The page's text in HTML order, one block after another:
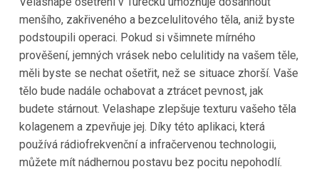
menšího, zakřiveného a bezcelulitového těla, aniž byste
podstoupili operaci. Pokud si všimnete mírného
prověšení, jemných vrásek nebo celulitidy na vašem těle,
měli byste se nechat ošetřit, než se situace zhorší. Vaše
tělo bude nadále ochabovat a ztrácet pevnost, jak
budete stárnout. Velashape zlepšuje texturu vašeho těla
kolagenem a zpevňuje jej. Díky této aplikaci, která
používá rádiofrekvenční a infračervenou technologii,
můžete mít nádhernou postavu bez pocitu nepohodlí.